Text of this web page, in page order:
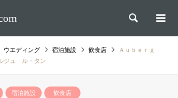
検索
ウエディング 宿泊施設 飲食店
Ａｕｂｅｒｇ
ジュ ル・タン
宿泊施設 飲食店